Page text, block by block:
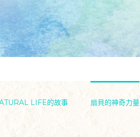
LIFE的故事 扇貝的神奇力量